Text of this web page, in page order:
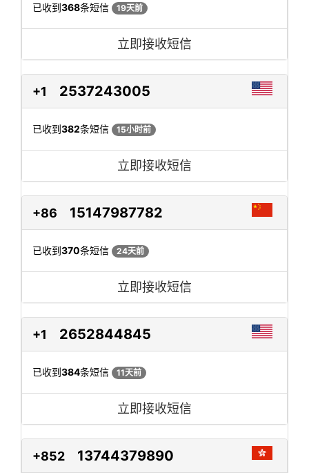
已收到368条短信 19天前
立即接收短信
+1 2537243005
已收到382条短信 15小时前
立即接收短信
+86 15147987782
已收到370条短信 24天前
立即接收短信
+1 2652844845
已收到384条短信 11天前
立即接收短信
+852 13744379890